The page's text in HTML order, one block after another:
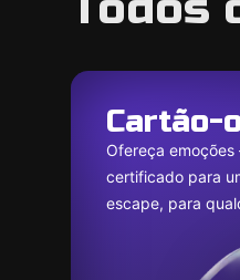
Cartão-
Ofereça
certificado para
escape, para